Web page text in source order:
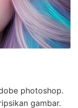
photoshop.
gambar.